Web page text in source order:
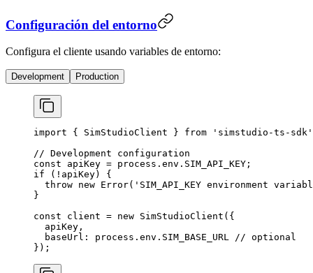
Configuración del entorno
Configura el cliente usando variables de entorno:
Development Production
import { SimStudioClient } from 'simstudio-ts-sdk'
// Development configuration
const apiKey = process.env. SIM_API_KEY ;
if ( ! apiKey) {
  throw
new Error( 'SIM_API_KEY environment
}
const client = new SimStudioClient ({
  apiKey,
  baseUrl: process.env.
SIM_BASE_URL // optional
});